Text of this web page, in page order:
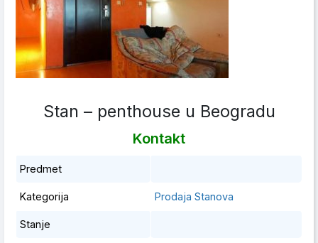
Stan – penthouse u Beogradu
Kontakt
Predmet
Kategorija Prodaja Stanova
Stanje